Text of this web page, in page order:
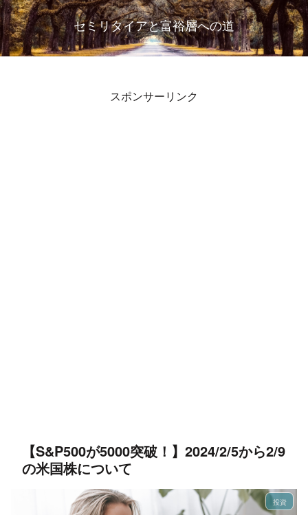
セミリタイアと富裕層への道
スポンサーリンク
【S&P500が5000突破！】2024/2/5から2/9
の米国株について
投資